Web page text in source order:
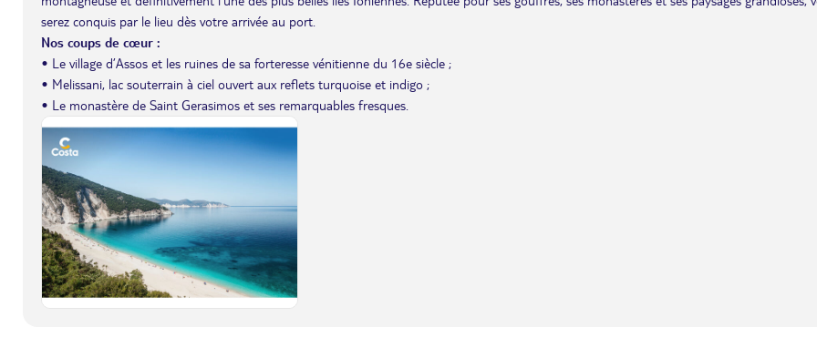
serez conquis par le lieu dès votre arrivée au port.
Nos coups de cœur :
• Le village d’Assos et les ruines de sa forteresse vénitienne du 16e siècle ;
• Melissani, lac souterrain à ciel ouvert aux reflets turquoise et indigo ;
• Le monastère de Saint Gerasimos et ses remarquables fresques.